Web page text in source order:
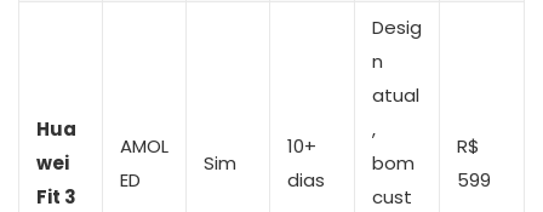
Hua
wei
Fit 3
AMOL
ED
Sim
10+
dias
Desig
n
atual
,
bom
cust
R$
599